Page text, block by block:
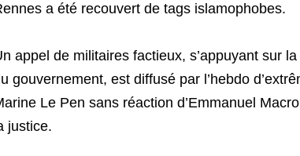
a été recouvert de tags islamophobes.
appel de militaires factieux, s’appuyant sur
gouvernement, est diffusé par l’hebdo
Le Pen sans réaction d’Emmanuel
justice.